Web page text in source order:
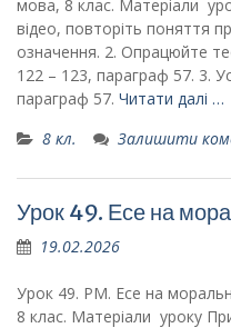
мова, 8 клас. Матеріали
відео, повторіть поняття
означення. 2. Опрацюйте
122 – 123, параграф 57. 3.
параграф 57. Читати далі …
8 кл.
Залишити
Урок 49. Есе на
19.02.2026
Урок 49. РМ. Есе на
8 клас. Матеріали уроку